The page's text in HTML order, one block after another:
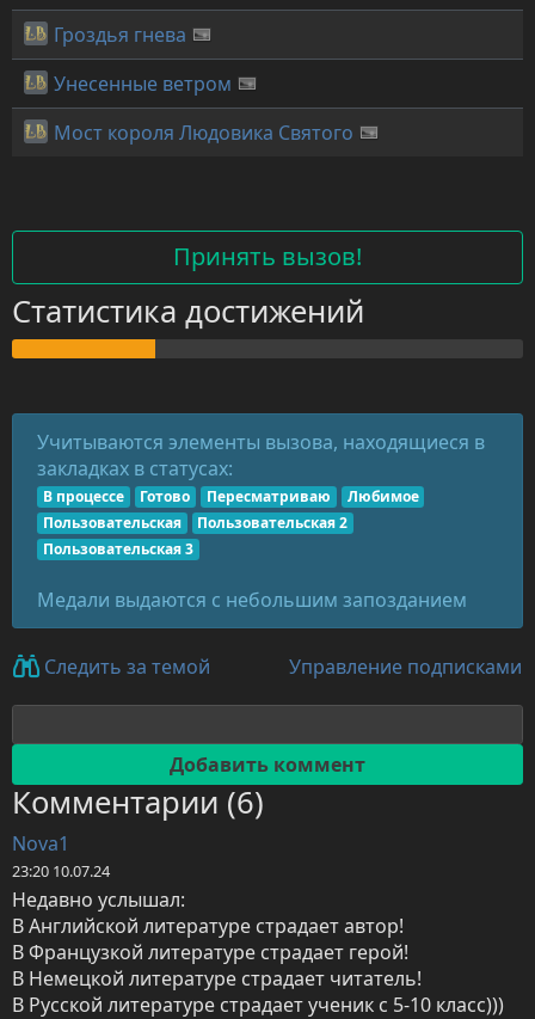
Гроздья гнева
Унесенные ветром
Мост короля Людовика Святого
Принять вызов!
Статистика достижений
Учитываются элементы вызова, находящиеся в
закладках в статусах:
В процессе Готово Пересматриваю
Любимое
Пользовательская
Пользовательская 2
Пользовательская 3
Медали выдаются с небольшим запозданием
Следить за темой Управление подписками
Комментарии (6)
Nova1
23:20 10.07.24
Недавно услышал:
В Английской литературе страдает автор!
В Французкой литературе страдает герой!
В Немецкой литературе страдает читатель!
В Русской литературе страдает ученик с 5-10 класс)))